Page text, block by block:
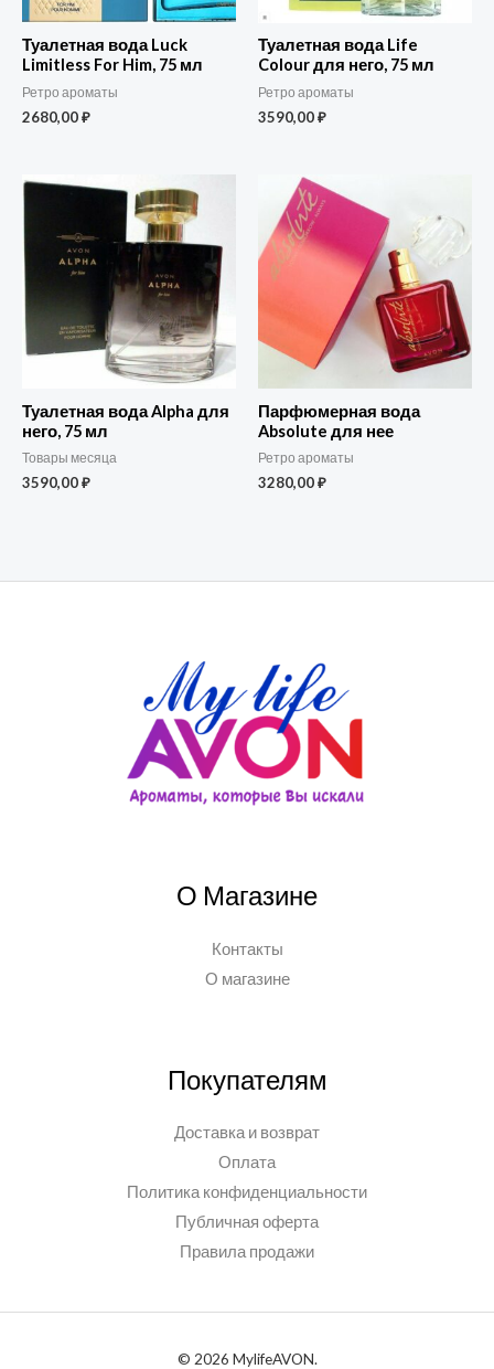
Туалетная вода Luck
Limitless For Him, 75 мл
Ретро ароматы
2680,00₽
Туалетная вода Life
Colour для него, 75 мл
Ретро ароматы
3590,00₽
Туалетная вода Alpha для
него, 75 мл
Товары месяца
3590,00₽
Парфюмерная вода
Absolute для нее
Ретро ароматы
3280,00₽
О Магазине
Контакты
О магазине
Покупателям
Доставка и возврат
Оплата
Политика конфиденциальности
Публичная оферта
Правила продажи
© 2026 MylifeAVON.